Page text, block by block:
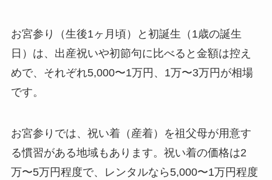
お宮参り（生後1ヶ月頃）と初誕生（1歳の誕生
日）は、出産祝いや初節句に比べると金額は控え
めで、それぞれ5,000〜1万円、1万〜3万円が相場
です。
お宮参りでは、祝い着（産着）を祖父母が用意す
る慣習がある地域もあります。祝い着の価格は2
万〜5万円程度で、レンタルなら5,000〜1万円程度